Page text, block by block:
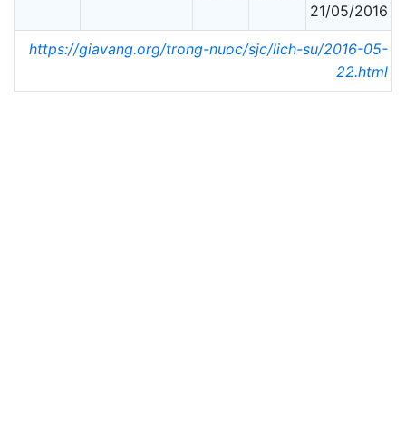
21/05/2016
https://giavang.org/trong-nuoc/sjc/lich-su/2016-05-
22.html